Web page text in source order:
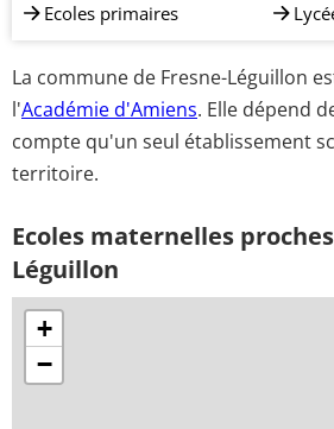
Ecoles primaires
La commune de Fresne-Léguillon
l'Académie d'Amiens. Elle dépend
compte qu'un seul établissement
territoire.
Ecoles maternelles
Léguillon
+
−